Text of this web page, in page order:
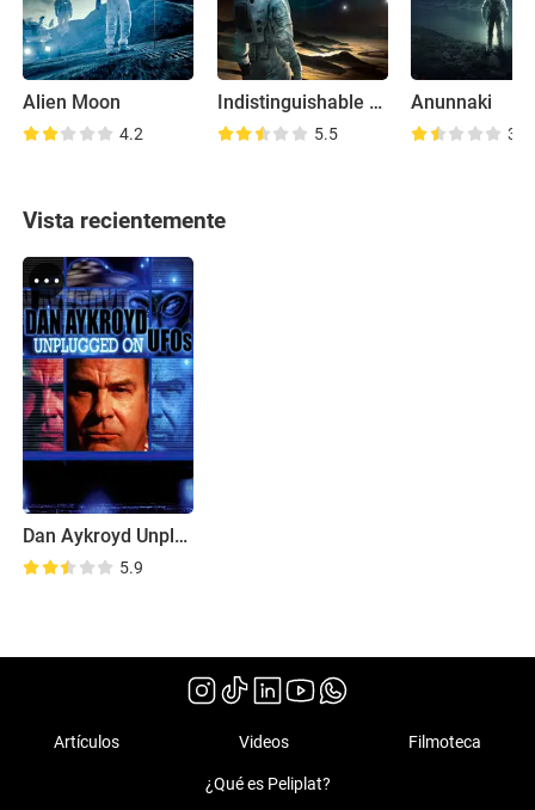
Alien Moon
4.2
Indistinguishable from Magic
5.5
Anunnaki
3.1
Vista recientemente
Dan Aykroyd Unplugged on UFOs
5.9
Artículos Videos Filmoteca
¿Qué es Peliplat?